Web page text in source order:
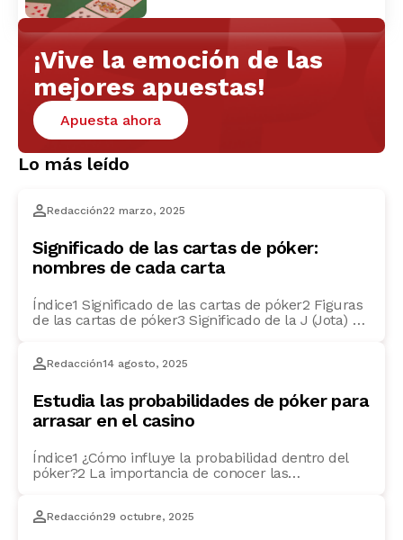
¡Vive la emoción de las
mejores apuestas!
Apuesta ahora
Lo más leído
Redacción22 marzo, 2025
Significado de las cartas de póker:
nombres de cada carta
Índice1 Significado de las cartas de póker2 Figuras
de las cartas de póker3 Significado de la J (Jota) en
póker?7 ¿Qué figura vale más en el póker? Si
Redacción14 agosto, 2025
Estudia las probabilidades de póker para
arrasar en el casino
Índice1 ¿Cómo influye la probabilidad dentro del
póker?2 La importancia de conocer las
Métodos básicos para calcular las probabilidades
Redacción29 octubre, 2025